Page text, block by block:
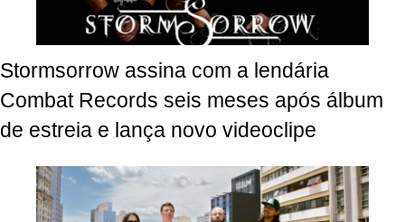
Stormsorrow assina com a lendária
Combat Records seis meses após álbum
de estreia e lança novo videoclipe